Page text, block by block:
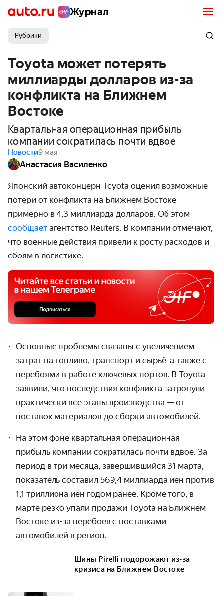
Журнал
Рубрики
Toyota может потерять
миллиарды долларов из-за
конфликта на Ближнем
Востоке
Квартальная операционная прибыль
компании сократилась почти вдвое
Новости9 мая
Анастасия Василенко
Японский автоконцерн Toyota оценил возможные
потери от конфликта на Ближнем Востоке
примерно в 4,3 миллиарда долларов. Об этом
сообщает агентство Reuters. В компании отмечают,
что военные действия привели к росту расходов и
сбоям в логистике.
Основные проблемы связаны с увеличением
затрат на топливо, транспорт и сырьё, а также с
перебоями в работе ключевых портов. В Toyota
заявили, что последствия конфликта затронули
практически все этапы производства — от
поставок материалов до сборки автомобилей.
На этом фоне квартальная операционная
прибыль компании сократилась почти вдвое. За
период в три месяца, завершившийся 31 марта,
показатель составил 569,4 миллиарда иен против
1,1 триллиона иен годом ранее. Кроме того, в
марте резко упали продажи Toyota на Ближнем
Востоке из-за перебоев с поставками
автомобилей в регион.
Шины Pirelli подорожают из-за
кризиса на Ближнем Востоке